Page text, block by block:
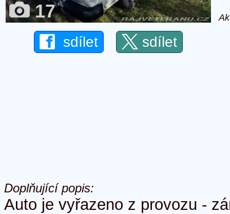
17
sdílet sdílet
Doplňující popis:
Auto je vyřazeno z provozu -